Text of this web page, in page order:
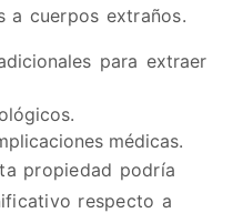
a cuerpos extraños.
para extraer
médicas.
propiedad podría
respecto a